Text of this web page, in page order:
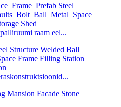
raam eel...